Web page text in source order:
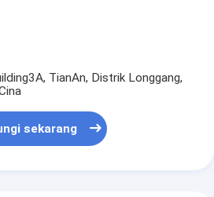
TianAn, Distrik Longgang,
sekarang